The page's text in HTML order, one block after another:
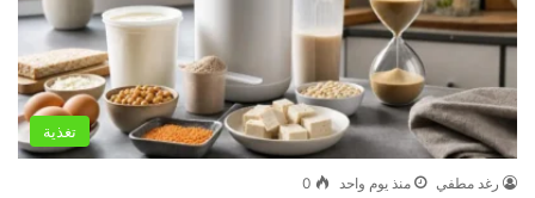
تغذية
رغد مطفي منذ يوم واحد 0